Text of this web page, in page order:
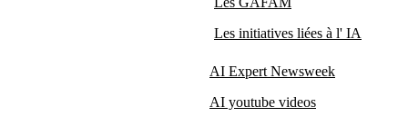
Les initiatives liées à l' IA
AI Expert Newsweek
AI youtube videos